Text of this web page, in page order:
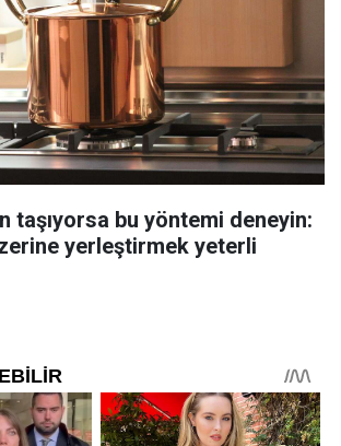
taşıyorsa bu yöntemi deneyin:
yerleştirmek yeterli